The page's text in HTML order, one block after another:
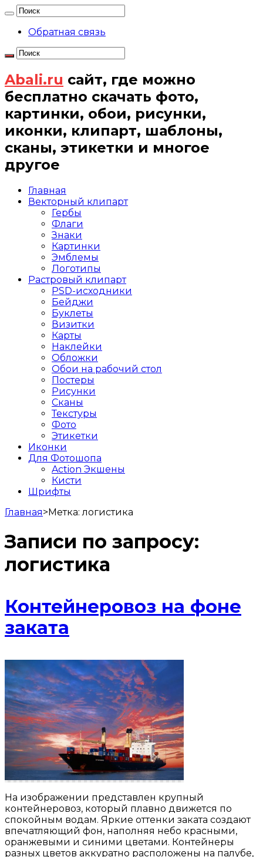
Обратная связь
Abali.ru сайт, где можно
бесплатно скачать фото,
картинки, обои, рисунки,
иконки, клипарт, шаблоны,
сканы, этикетки и многое
другое
Главная
Векторный клипарт
Гербы
Флаги
Знаки
Картинки
Эмблемы
Логотипы
Растровый клипарт
PSD-исходники
Бейджи
Буклеты
Визитки
Карты
Наклейки
Обложки
Обои на рабочий стол
Постеры
Рисунки
Сканы
Текстуры
Фото
Этикетки
Иконки
Для Фотошопа
Action Экшены
Кисти
Шрифты
Главная>Метка:логистика
Записи по запросу:
логистика
Контейнеровоз на фоне
заката
На изображении представлен крупный
контейнеровоз, который плавно движется по
спокойным водам. Яркие оттенки заката создают
впечатляющий фон, наполняя небо красными,
оранжевыми и синими цветами. Контейнеры
разных цветов аккуратно расположены на палубе,